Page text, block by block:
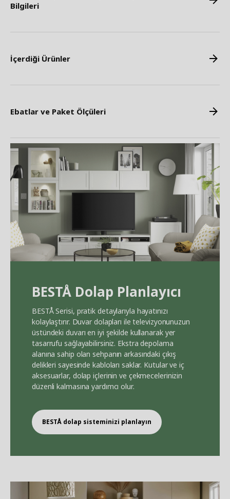
Bilgileri
İçerdiği Ürünler
Ebatlar ve Paket Ölçüleri
BESTÅ Dolap Planlayıcı
BESTÅSerisi, pratik detaylarıyla hayatınızı
kolaylaştırır. Duvar dolapları ile televizyonunuzun
üstündeki duvarı en iyi şekilde kullanarak yer
tasarrufu sağlayabilirsiniz. Ekstra depolama
alanına sahip olan sehpanın arkasındaki çıkış
delikleri sayesinde kabloları saklar. Kutular ve iç
aksesuarlar, dolap içlerinin ve çekmecelerinizin
düzenli kalmasına yardımcı olur.
BESTÅ dolap sisteminizi planlayın